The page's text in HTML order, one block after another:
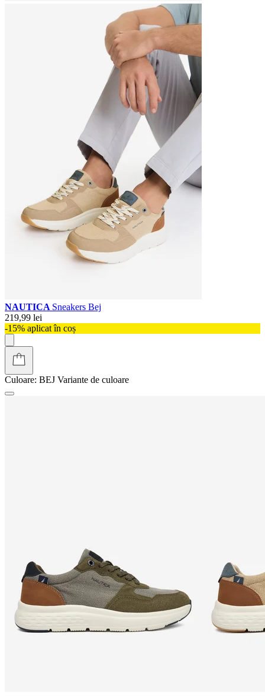
NAUTICA Sneakers Bej
219,99 lei
-15% aplicat în coș
Culoare: BEJ Variante de culoare